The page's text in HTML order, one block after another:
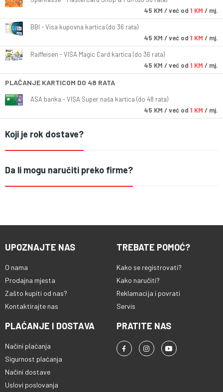
45 KM / već od 1 KM / mj.
BBI - Visa kupovna kartica (do 36 rata)
45 KM / već od 1 KM / mj.
Raiffeisen - VISA Magic Card kartica (do 36 rata)
45 KM / već od 1 KM / mj.
PLAĆANJE KARTICOM DO 48 RATA
ASA banka - VISA Super naša kartica (do 48 rata)
45 KM / već od 1 KM / mj.
Koji je rok dostave?
Da li mogu naručiti preko firme?
UPOZNAJTE NAS
O nama
Prodajna mjesta
Zašto kupiti od nas?
Kontaktirajte nas
TREBATE POMOĆ?
Kako se registrovati?
Kako naručiti?
Reklamacija i povrati
Servis
PLAĆANJE I DOSTAVA
Načini plaćanja
Sigurnost plaćanja
Načini dostave
Uslovi poslovanja
PRATITE NAS